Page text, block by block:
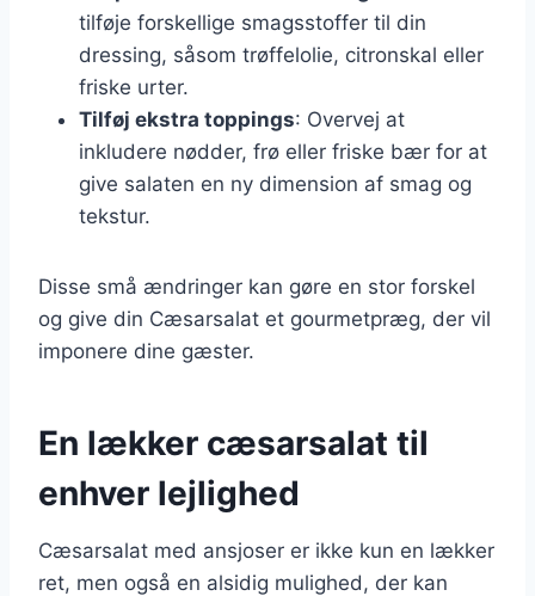
tilføje forskellige smagsstoffer til din
dressing, såsom trøffelolie, citronskal eller
friske urter.
Tilføj ekstra toppings: Overvej at
inkludere nødder, frø eller friske bær for at
give salaten en ny dimension af smag og
tekstur.
Disse små ændringer kan gøre en stor forskel
og give din Cæsarsalat et gourmetpræg, der vil
imponere dine gæster.
En lækker cæsarsalat til
enhver lejlighed
Cæsarsalat med ansjoser er ikke kun en lækker
ret, men også en alsidig mulighed, der kan